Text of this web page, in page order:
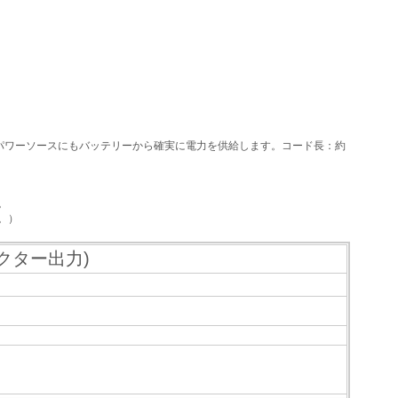
ーソースにもバッテリーから確実に電力を供給します。コード長：約
）
ター出力)